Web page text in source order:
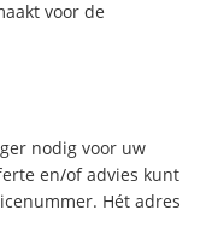
voor de
nodig voor uw
en/of advies kunt
Hét adres